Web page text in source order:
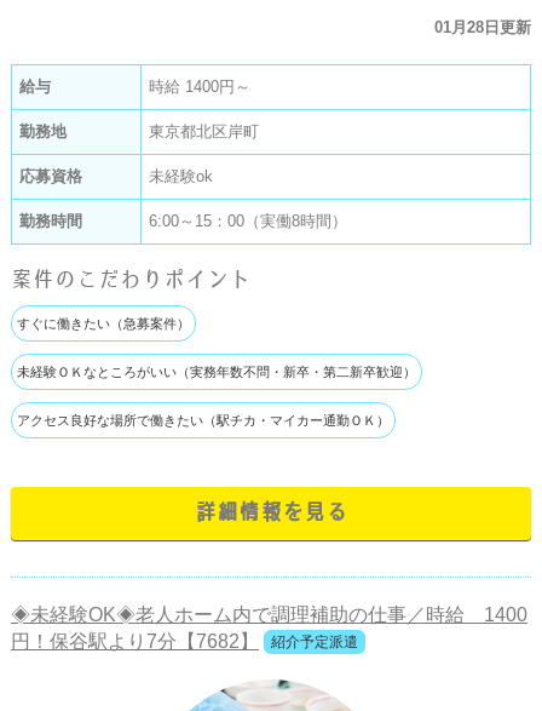
01月28日更新
給与 時給 1400円～
勤務地 東京都北区岸町
応募資格 未経験ok
勤務時間 6:00～15：00（実働8時間）
案件のこだわりポイント
すぐに働きたい（急募案件）
未経験ＯＫなところがいい（実務年数不問・新卒・第二新卒歓迎）
アクセス良好な場所で働きたい（駅チカ・マイカー通勤ＯＫ）
詳細情報を見る
◈未経験OK◈老人ホーム内で調理補助の仕事／時給 1400
円！保谷駅より7分【7682】
紹介予定派遣